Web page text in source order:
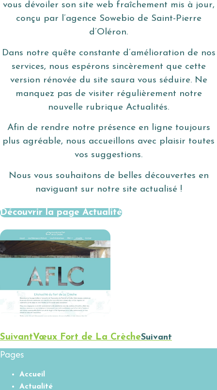
vous dévoiler son site web fraîchement mis à jour,
conçu par l’agence Sowebio de Saint-Pierre
d’Oléron.
Dans notre quête constante d’amélioration de nos
services, nous espérons sincèrement que cette
version rénovée du site saura vous séduire. Ne
manquez pas de visiter régulièrement notre
nouvelle rubrique Actualités.
Afin de rendre notre présence en ligne toujours
plus agréable, nous accueillons avec plaisir toutes
vos suggestions.
Nous vous souhaitons de belles découvertes en
naviguant sur notre site actualisé !
Découvrir la page Actualité
SuivantVœux Fort de La CrècheSuivant
Pages
Accueil
Actualité